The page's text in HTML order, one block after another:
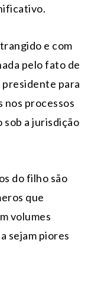
e com
pelo fato de
presidente para
processos
sob a jurisdição
do filho são
que
volumes
sejam piores